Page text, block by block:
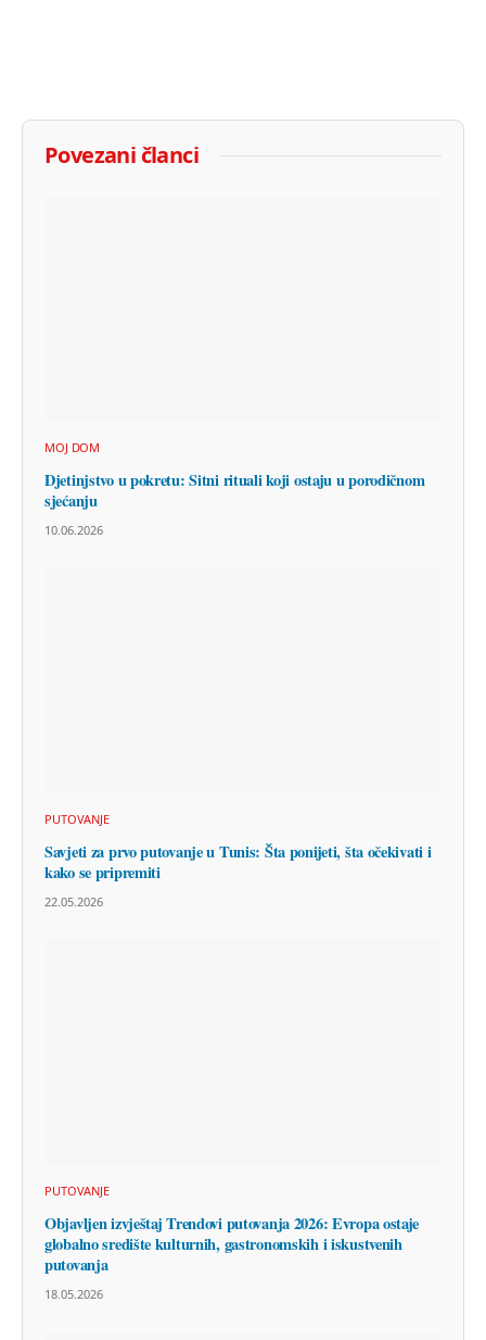
Povezani članci
MOJ DOM
Djetinjstvo u pokretu: Sitni rituali koji ostaju u porodičnom
sjećanju
10.06.2026
PUTOVANJE
Savjeti za prvo putovanje u Tunis: Šta ponijeti, šta očekivati i
kako se pripremiti
22.05.2026
PUTOVANJE
Objavljen izvještaj Trendovi putovanja 2026: Evropa ostaje
globalno središte kulturnih, gastronomskih i iskustvenih
putovanja
18.05.2026